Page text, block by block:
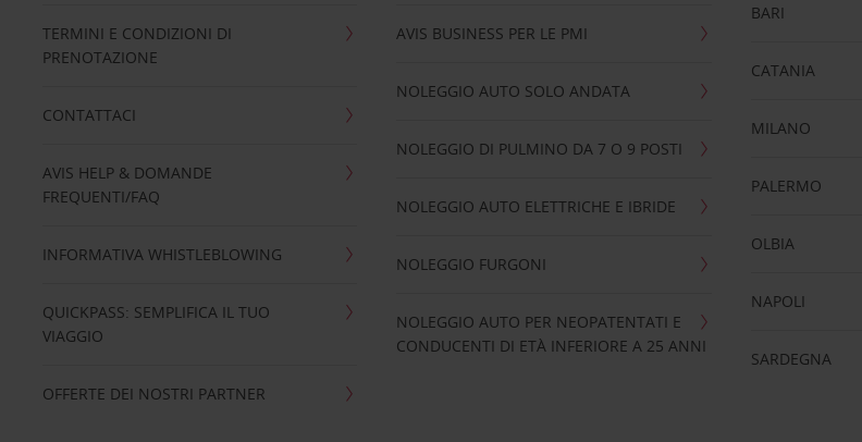
TERMINI E CONDIZIONI DI
PRENOTAZIONE
CONTATTACI
AVIS HELP & DOMANDE
FREQUENTI/FAQ
INFORMATIVA WHISTLEBLOWING
QUICKPASS: SEMPLIFICA IL TUO
VIAGGIO
OFFERTE DEI NOSTRI PARTNER
AVIS BUSINESS PER LE PMI
NOLEGGIO AUTO SOLO ANDATA
NOLEGGIO DI PULMINO DA 7 O 9 POSTI
NOLEGGIO AUTO ELETTRICHE E IBRIDE
NOLEGGIO FURGONI
NOLEGGIO AUTO PER NEOPATENTATI E
CONDUCENTI DI ETÀ INFERIORE A 25 ANNI
BARI
CATANIA
MILANO
PALERMO
OLBIA
NAPOLI
SARDEGNA